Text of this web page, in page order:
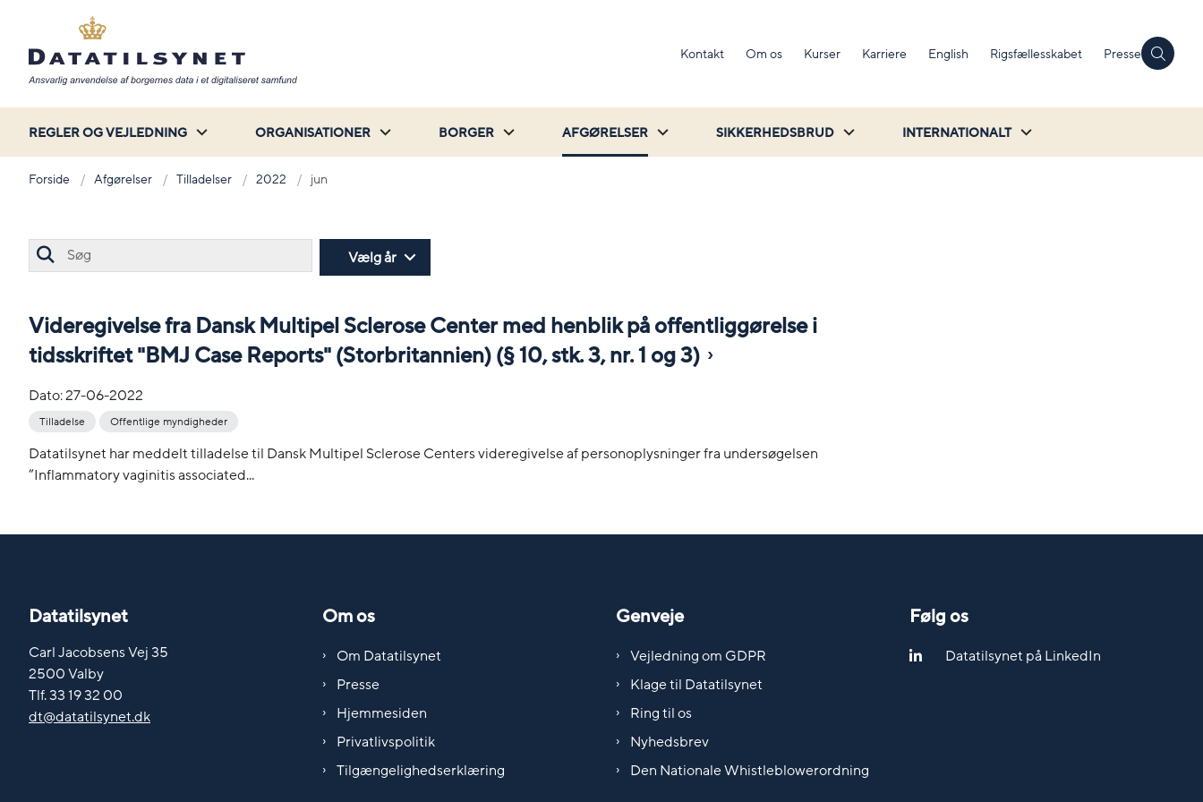
Kontakt Om os Kurser Karriere English Rigsfællesskabet Presse
REGLER OG VEJLEDNING ORGANISATIONER BORGER AFGØRELSER SIKKERHEDSBRUD INTERNATIONALT
Forside Afgørelser Tilladelser 2022 jun
Vælg år
Videregivelse fra Dansk Multipel Sclerose Center med henblik på offentliggørelse i
tidsskriftet "BMJ Case Reports" (Storbritannien) (§ 10, stk. 3, nr. 1 og 3)
Dato:27-06-2022
Tilladelse Offentlige myndigheder
Datatilsynet har meddelt tilladelse til Dansk Multipel Sclerose Centers videregivelse af personoplysninger fra undersøgelsen
”Inflammatory vaginitis associated...
Datatilsynet
Carl Jacobsens Vej 35
2500 Valby
Tlf. 33 19 32 00
dt@datatilsynet.dk
Om os
Om Datatilsynet
Presse
Hjemmesiden
Privatlivspolitik
Tilgængelighedserklæring
Genveje
Vejledning om GDPR
Klage til Datatilsynet
Ring til os
Nyhedsbrev
Den Nationale Whistleblowerordning
Følg os
Datatilsynet på LinkedIn